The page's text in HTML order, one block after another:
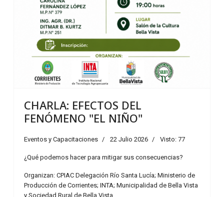
CHARLA: EFECTOS DEL
FENÓMENO "EL NIÑO"
Eventos y Capacitaciones 22 Julio 2026 Visto: 77
¿Qué podemos hacer para mitigar sus consecuencias?
Organizan: CPIAC Delegación Río Santa Lucía; Ministerio de
Producción de Corrientes; INTA; Municipalidad de Bella Vista
y Sociedad Rural de Bella Vista.